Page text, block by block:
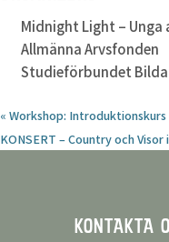
Midnight Light – Unga
Allmänna Arvsfonden
Studieförbundet
« Workshop:
KONSERT – Country och
KONTAKTA